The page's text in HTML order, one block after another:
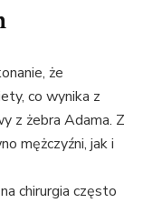
że
co wynika z
z żebra Adama. Z
mężczyźni, jak i
chirurgia często